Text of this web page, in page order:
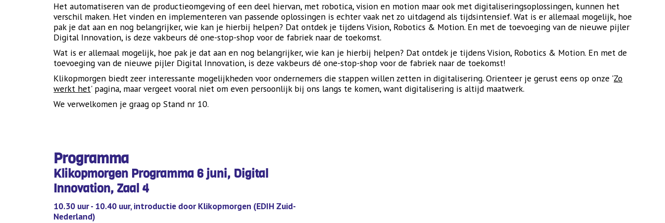
Het automatiseren van de productieomgeving of een deel hiervan, met robotica, vision en motion maar ook met digitaliseringsoplossingen, kunnen het
verschil maken. Het vinden en implementeren van passende oplossingen is echter vaak net zo uitdagend als tijdsintensief. Wat is er allemaal mogelijk, hoe
pak je dat aan en nog belangrijker, wie kan je hierbij helpen? Dat ontdek je tijdens Vision, Robotics & Motion. En met de toevoeging van de nieuwe pijler
Digital Innovation, is deze vakbeurs dé one-stop-shop voor de fabriek naar de toekomst.
Wat is er allemaal mogelijk, hoe pak je dat aan en nog belangrijker, wie kan je hierbij helpen? Dat ontdek je tijdens Vision, Robotics & Motion. En met de
toevoeging van de nieuwe pijler Digital Innovation, is deze vakbeurs dé one-stop-shop voor de fabriek naar de toekomst!
Klikopmorgen biedt zeer interessante mogelijkheden voor ondernemers die stappen willen zetten in digitalisering. Orienteer je gerust eens op onze 'Zo
werkt het' pagina, maar vergeet vooral niet om even persoonlijk bij ons langs te komen, want digitalisering is altijd maatwerk.
We verwelkomen je graag op Stand nr 10.
Programma
Klikopmorgen Programma 6 juni, Digital
Innovation, Zaal 4
10.30 uur - 10.40 uur, introductie door Klikopmorgen (EDIH Zuid-
Nederland)